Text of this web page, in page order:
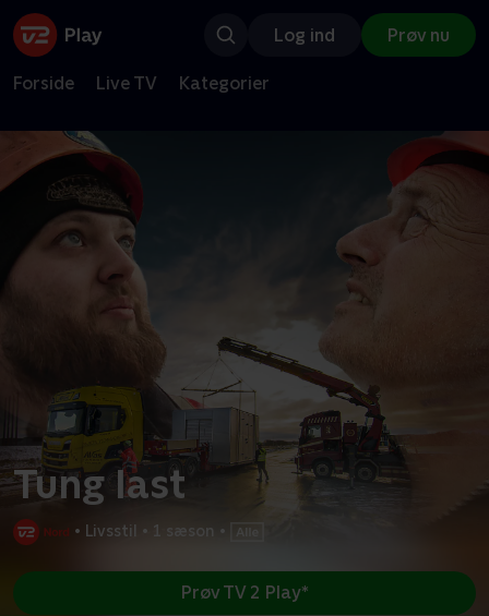
Log ind Prøv nu
Forside Live TV Kategorier
Tung last
• Livsstil • 1 sæson •
Prøv TV 2 Play*